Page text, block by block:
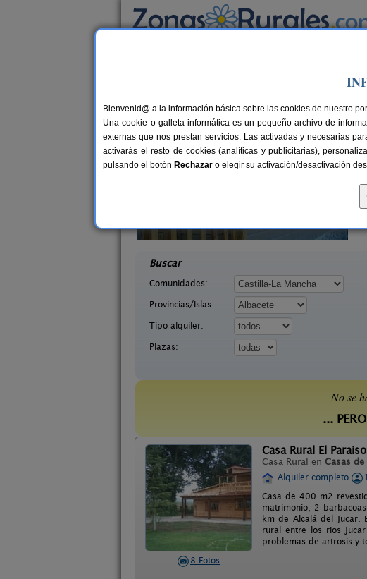
> Casas
Casas Rurales cerca de
12 €
Buscar
Comunidades:
Provincias/Islas:
Tipo alquiler:
Plazas:
No se
...
8 Fotos
Casa Rural El Paraiso
Casa Rural en Casas de
Alquiler completo
Casa de 400 m2
matrimonio, 2
km de Alcalá del Jucar.
rural entre los rios
problemas de artrosis y
Bienvenid@ a la información básica sobre las cookies de nuestro
Una cookie o galleta informática es un pequeño archivo de
externas que nos prestan servicios. Las activadas y necesarias
activarás el resto de cookies (analíticas y publicitarias),
pulsando el botón Rechazar o elegir su activación/desactivación